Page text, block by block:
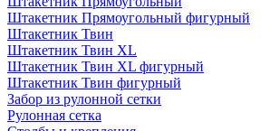
Штакетник Прямоугольный фигурный
Штакетник Твин
Штакетник Твин XL
Штакетник Твин XL фигурный
Штакетник Твин фигурный
Забор из рулонной сетки
Рулонная сетка